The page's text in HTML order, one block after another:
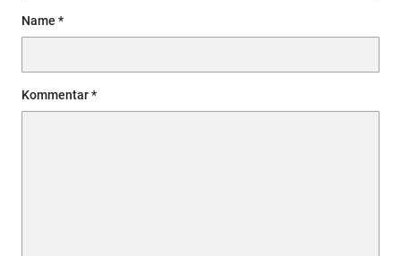
Name
Kommentar